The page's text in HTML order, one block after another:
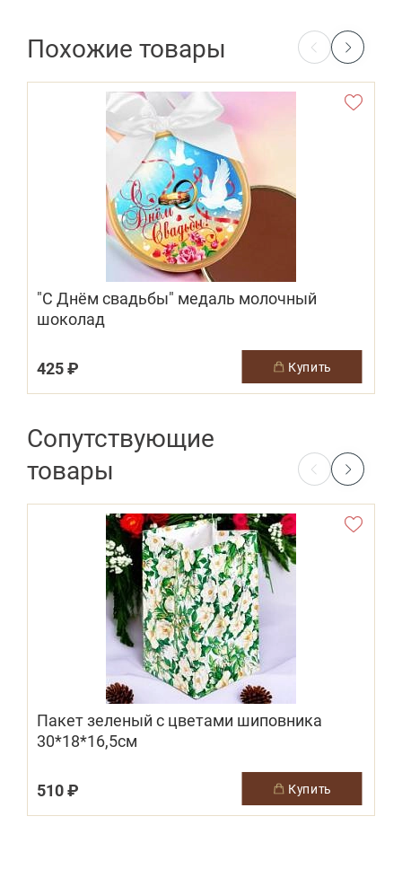
Похожие товары
"С Днём свадьбы" медаль молочный
шоколад
425 ₽ купить
Сопутствующие
товары
Пакет зеленый с цветами шиповника
30*18*16,5см
510 ₽ купить